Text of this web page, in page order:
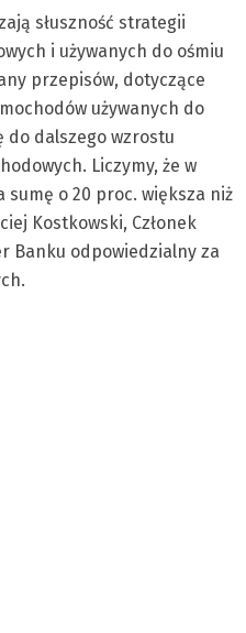
słuszność strategii
i używanych do ośmiu
przepisów, dotyczące
używanych do
do dalszego wzrostu
Liczymy, że w
o 20 proc. większa niż
Kostkowski, Członek
Banku odpowiedzialny za